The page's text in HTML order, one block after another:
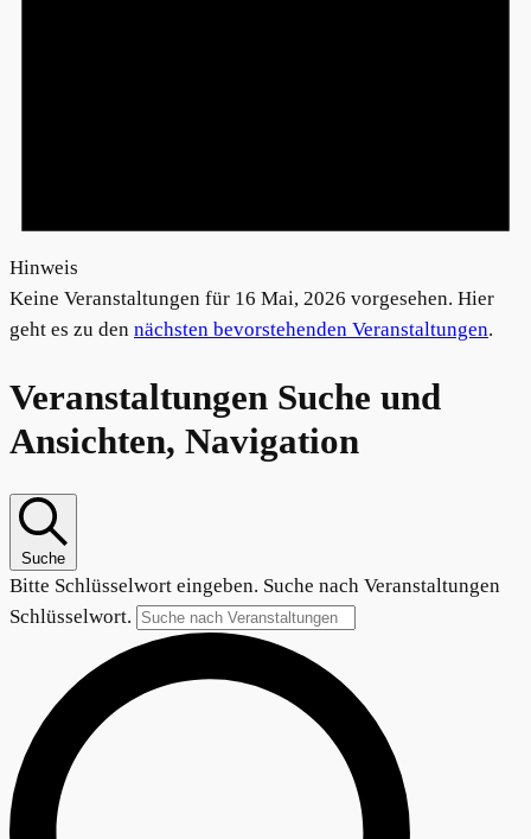
Hinweis
Keine Veranstaltungen für 16 Mai, 2026 vorgesehen. Hier
geht es zu den nächsten bevorstehenden Veranstaltungen.
Veranstaltungen Suche und
Ansichten, Navigation
Suche
Bitte Schlüsselwort eingeben. Suche nach Veranstaltungen
Schlüsselwort.